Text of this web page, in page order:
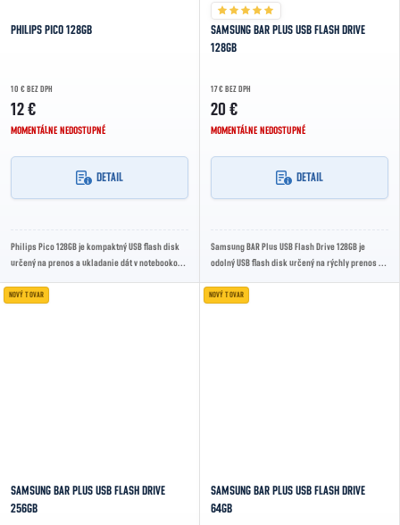
PHILIPS PICO 128GB
10 € BEZ DPH
12 €
MOMENTÁLNE NEDOSTUPNÉ
DETAIL
Philips Pico 128GB je kompaktný USB flash disk
určený na prenos a ukladanie dát v notebookoch,
SAMSUNG BAR PLUS USB FLASH DRIVE
128GB
17 € BEZ DPH
20 €
MOMENTÁLNE NEDOSTUPNÉ
DETAIL
Samsung BAR Plus USB Flash Drive 128GB je
odolný USB flash disk určený na rýchly prenos a
NOVÝ TOVAR
SAMSUNG BAR PLUS USB FLASH DRIVE
256GB
NOVÝ TOVAR
SAMSUNG BAR PLUS USB FLASH DRIVE
64GB